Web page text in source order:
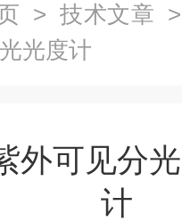
> 技术文章
光度计
外可见分
计